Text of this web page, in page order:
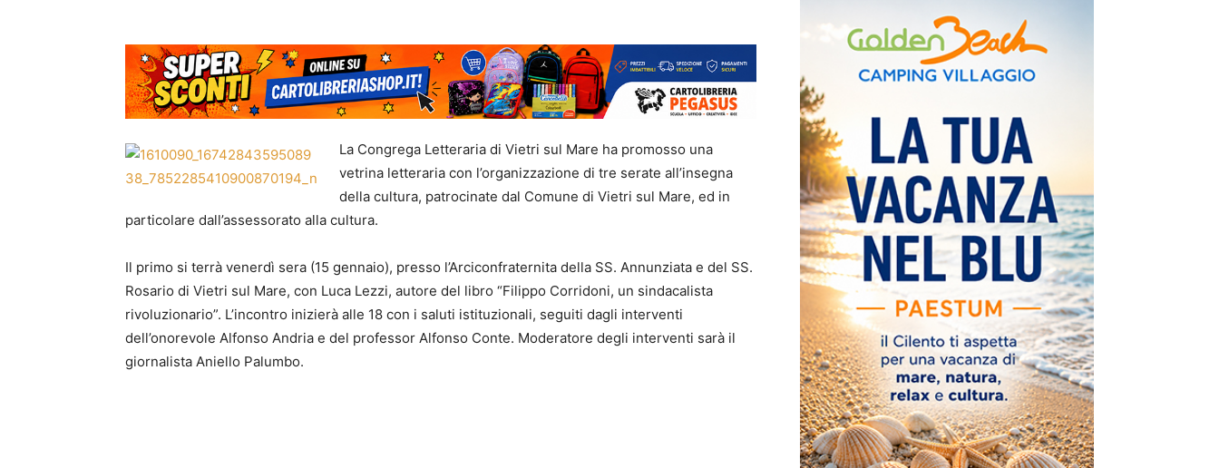
La Congrega Letteraria di Vietri sul Mare ha promosso una
vetrina letteraria con l’organizzazione di tre serate all’insegna
della cultura, patrocinate dal Comune di Vietri sul Mare, ed in
particolare dall’assessorato alla cultura.
Il primo si terrà venerdì sera (15 gennaio), presso l’Arciconfraternita della SS. Annunziata e del SS.
Rosario di Vietri sul Mare, con Luca Lezzi, autore del libro “Filippo Corridoni, un sindacalista
rivoluzionario”. L’incontro inizierà alle 18 con i saluti istituzionali, seguiti dagli interventi
dell’onorevole Alfonso Andria e del professor Alfonso Conte. Moderatore degli interventi sarà il
giornalista Aniello Palumbo.